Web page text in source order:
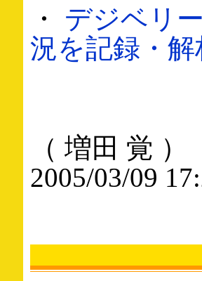
・ デジベリ
況を記録・
（ 増田 覚 ）
2005/03/09